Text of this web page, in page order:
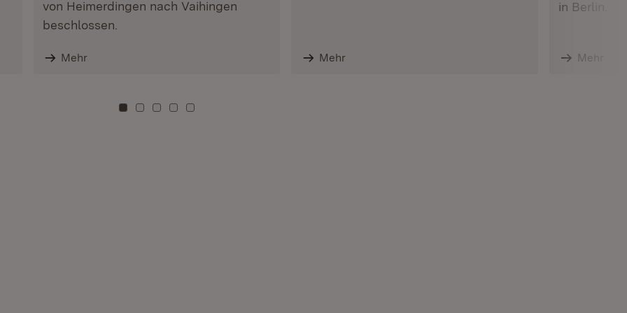
von Heimerdingen nach Vaihingen
beschlossen.
Mehr Mehr
in Berlin.
Mehr
Zu Kachel: 0
Zu Kachel: 3
Zu Kachel: 6
Zu Kachel: 9
Zu Kachel: 12